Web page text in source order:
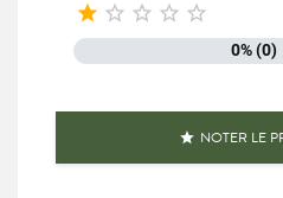
    
0% (0)
 NOTER LE